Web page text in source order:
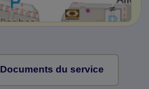
Documents du service